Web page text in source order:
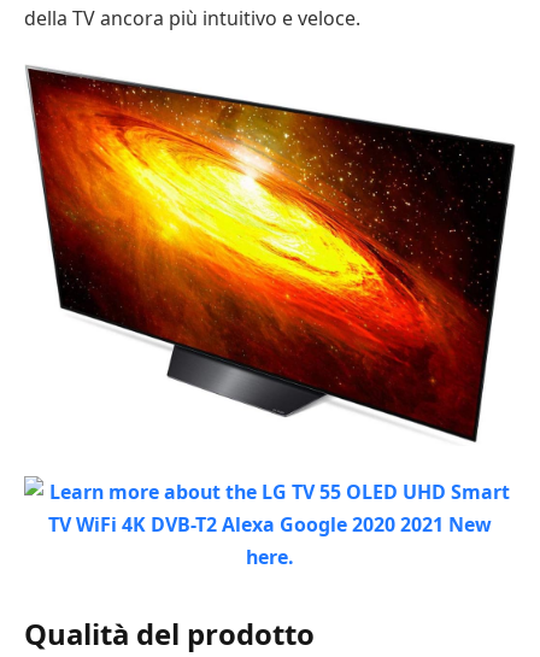
della TV ancora più intuitivo e veloce.
Qualità del prodotto